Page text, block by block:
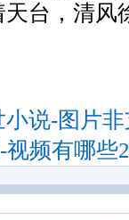
台，清风
说-图片
频有哪些